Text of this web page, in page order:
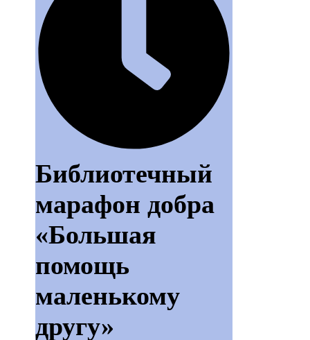
Библиотечный
марафон добра
«Большая
помощь
маленькому
другу»